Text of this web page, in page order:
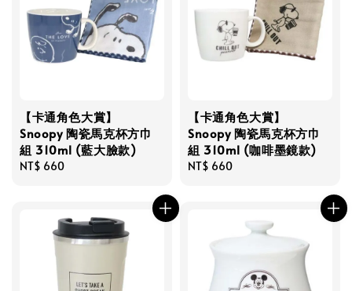
【卡通角色大賞】
Snoopy 陶瓷馬克杯方巾
組 310ml (藍大臉款)
Regular
NT$ 660
【卡通角色大賞】
Snoopy 陶瓷馬克杯方巾
組 310ml (咖啡墨鏡款)
Regular
NT$ 660